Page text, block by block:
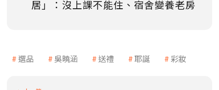
居」：沒上課不能住、宿舍變養老房
選品 吳曉涵 送禮 耶誕 彩妝